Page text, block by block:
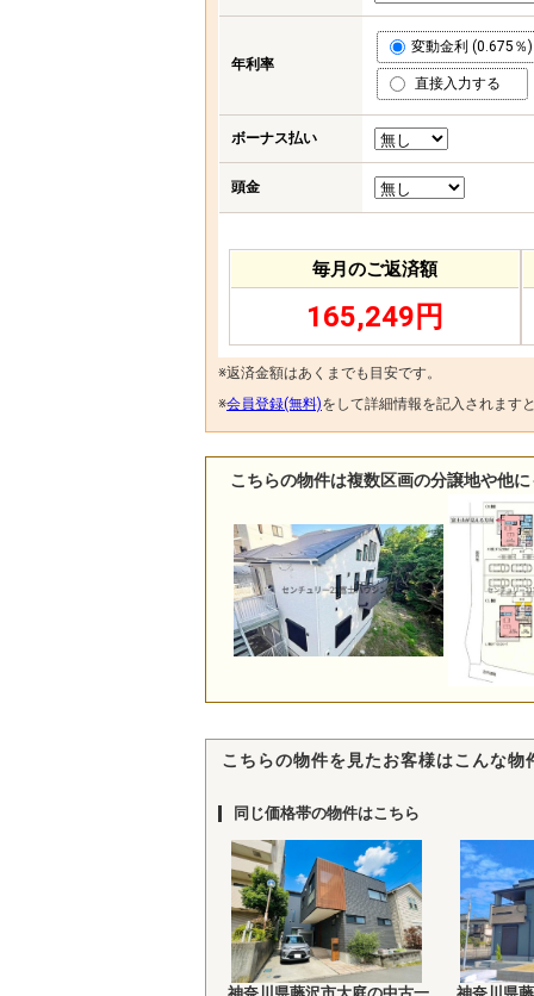
年利率
変動金利 (0.675％)
直接入力する
ボーナス払い
頭金
毎月のご返済額
165,249円
※返済金額はあくまでも目安です。
※会員登録(無料)をして詳細情報を記入されます
こちらの物件は複数区画の分譲地や他
こちらの物件を見たお客様はこんな
同じ価格帯の物件はこちら